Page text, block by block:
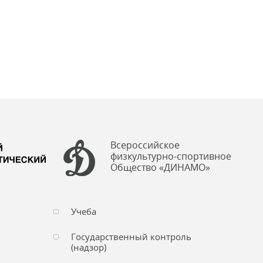
Всероссийское
физкультурно-спортивное
Общество «ДИНАМО»
Учеба
Государственный контроль
(надзор)